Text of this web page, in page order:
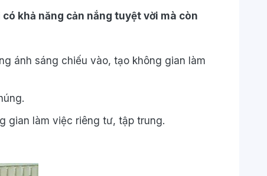
khả năng cản nắng tuyệt vời mà còn
ánh sáng chiếu vào, tạo không gian làm
gian làm việc riêng tư, tập trung.